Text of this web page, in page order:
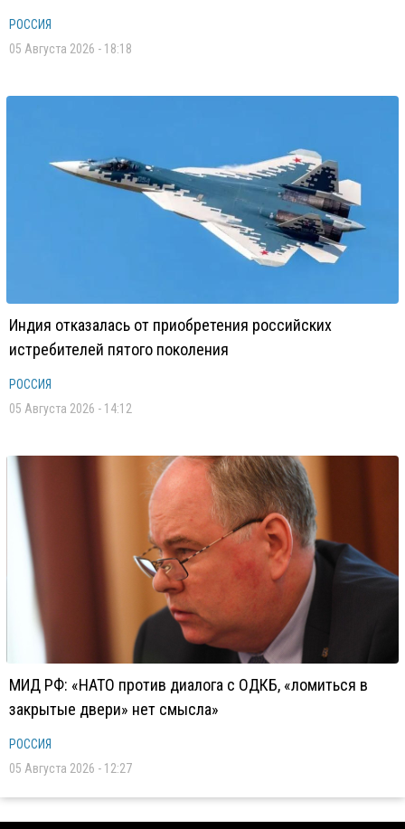
РОССИЯ
05 Августа 2026 - 18:18
Индия отказалась от приобретения российских
истребителей пятого поколения
РОССИЯ
05 Августа 2026 - 14:12
МИД РФ: «НАТО против диалога с ОДКБ, «ломиться в
закрытые двери» нет смысла»
РОССИЯ
05 Августа 2026 - 12:27